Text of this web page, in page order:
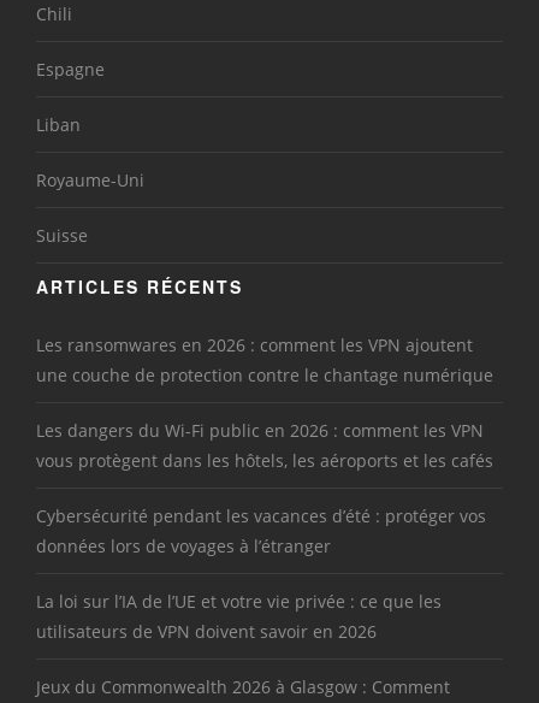
Chili
Espagne
Liban
Royaume-Uni
Suisse
ARTICLES RÉCENTS
Les ransomwares en 2026 : comment les VPN ajoutent
une couche de protection contre le chantage numérique
Les dangers du Wi-Fi public en 2026 : comment les VPN
vous protègent dans les hôtels, les aéroports et les cafés
Cybersécurité pendant les vacances d’été : protéger vos
données lors de voyages à l’étranger
La loi sur l’IA de l’UE et votre vie privée : ce que les
utilisateurs de VPN doivent savoir en 2026
Jeux du Commonwealth 2026 à Glasgow : Comment